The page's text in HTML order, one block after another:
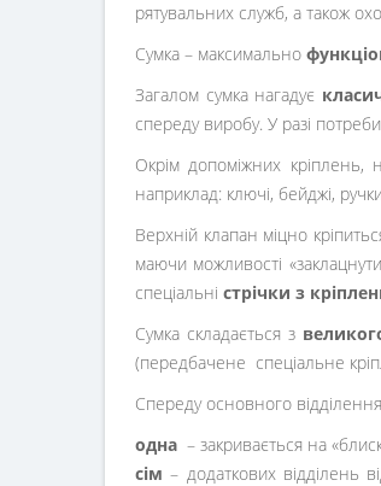
рятувальних служб, а також
Сумка – максимально
Загалом сумка нагадує
спереду виробу. У разі
Окрім допоміжних
наприклад: ключі, бейджі,
Верхній клапан міцно
маючи можливості
спеціальні стрічки з
Сумка складається з
(передбачене спеціальне
Спереду основного
одна – закривається на
сім – додаткових відділень